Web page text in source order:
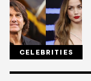
CELEBRITIES